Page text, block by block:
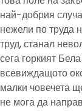
най-добрия
нежели по труда
труд, станал
сега горкият
всевиждащото
малки човечета
не мога да